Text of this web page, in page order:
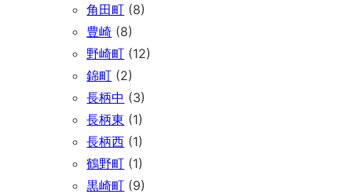
角田町 (8)
豊崎 (8)
野崎町 (12)
錦町 (2)
長柄中 (3)
長柄東 (1)
長柄西 (1)
鶴野町 (1)
黒崎町 (9)